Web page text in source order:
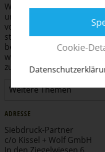
Wir verstehen uns als
und aller, die es werden
vor Ort beraten wir
stellen ihnen die
be­darfs und
wichtiger
zur Verfügung.
ADRESSE
Siebdruck-Partner
c/o Kissel + Wolf GmbH
In den Ziegel­wiesen 6
Cookie-